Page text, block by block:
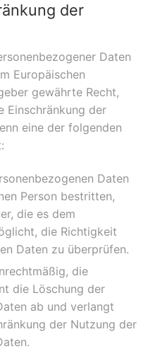
der
Daten
Europäischen
gewährte Recht,
Einschränkung der
eine der folgenden
Daten
Person bestritten,
die es dem
die Richtigkeit
Daten zu überprüfen.
die
die Löschung der
ab und verlangt
der Nutzung der